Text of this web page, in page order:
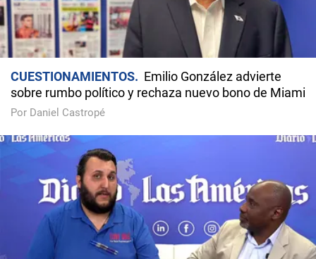
CUESTIONAMIENTOS
Emilio González advierte
sobre rumbo político y rechaza nuevo bono de Miami
Por Daniel Castropé